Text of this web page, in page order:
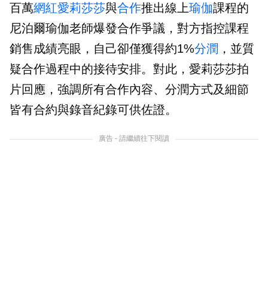
百萬網紅愛莉莎莎與合作推出線上瑜伽課程的
尼泊爾瑜伽老師爆發合作爭議，對方指控課程
銷售成績亮眼，自己卻僅獲得約1%分潤 ，並質
疑合作過程中的接待安排。對此，愛莉莎莎拍
片回應，強調所有合作內容、分潤方式及細節
皆有合約與錄音紀錄可供佐證。
廣告 - 請繼續往下閱讀